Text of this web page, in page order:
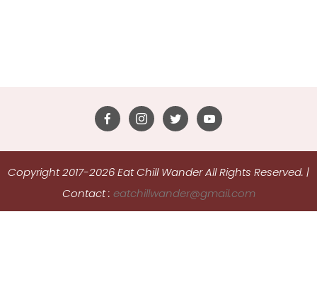
Copyright 2017-2026 Eat Chill Wander All Rights Reserved. |
Contact : eatchillwander@gmail.com